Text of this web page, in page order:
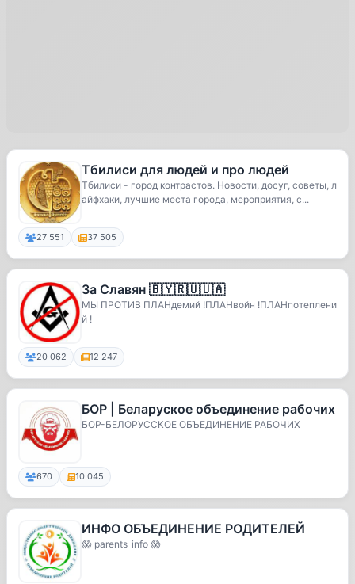
Тбилиси для людей и про людей
Тбилиси - город контрастов. Новости, досуг, советы, л
айфхаки, лучшие места города, мероприятия, с...
27 551 37 505
За Славян 🇧🇾🇷🇺🇺🇦
МЫ ПРОТИВ ПЛАНдемий !ПЛАНвойн !ПЛАНпотеплени
й !
20 062 12 247
БОР | Беларуское объединение рабочих
БОР-БЕЛОРУССКОЕ ОБЪЕДИНЕНИЕ РАБОЧИХ
670 10 045
ИНФО ОБЪЕДИНЕНИЕ РОДИТЕЛЕЙ
😱 parents_info 😱